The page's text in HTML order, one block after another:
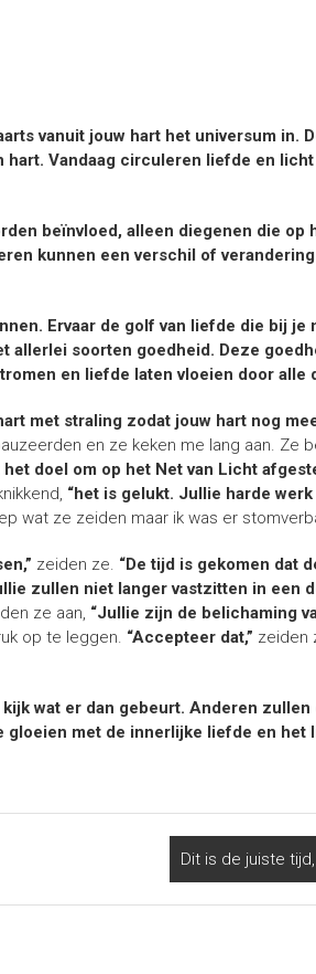
vanuit jouw hart het universum in.
Vandaag circuleren liefde en
beïnvloed, alleen diegenen die
kunnen een verschil of
Ervaar de golf van liefde die bij
soorten goedheid. Deze
en liefde laten vloeien door alle
met straling zodat jouw hart nog
en ze keken me lang aan. Ze
het doel om op het Net van Licht
“het is gelukt. Jullie harde
wat ze zeiden maar ik was er
zeiden ze. “De tijd is gekomen dat
zullen niet langer vastzitten in een
ze aan, “Jullie zijn de belichaming
op te leggen. “Accepteer dat,” zeiden
wat er dan gebeurt. Anderen zullen
gloeien met de innerlijke liefde en het
Dit is de juiste